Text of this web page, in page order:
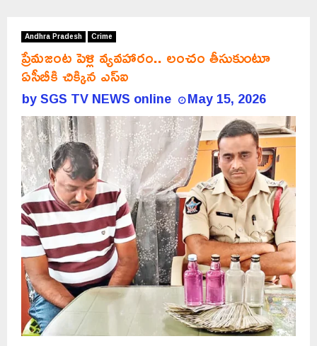
Andhra Pradesh Crime
ప్రేమజంట పెళ్లి వ్యవహారం.. లంచం తీసుకుంటూ
ఏసీబీకి చిక్కిన ఎస్ఐ
bySGS TV NEWS online May 15, 2026